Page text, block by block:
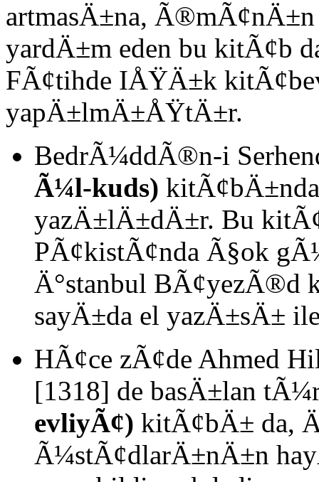
artmasÄ±na,
yardÄ±m eden bu kitÃ¢b
FÃ¢tihde IÅŸÄ±k
yapÄ±lmÄ±ÅŸtÄ±r.
BedrÃ¼ddÃ®n-i
Ã¼l-kuds)
yazÄ±lÄ±dÄ±r. Bu
PÃ¢kistÃ¢nda Ã§ok
Ä°stanbul BÃ¢yezÃ®d
sayÄ±da el yazÄ±sÄ±
HÃ¢ce zÃ¢de Ahmed
[1318] de basÄ±lan
evliyÃ¢) kitÃ¢bÄ± da,
Ã¼stÃ¢dlarÄ±nÄ±n